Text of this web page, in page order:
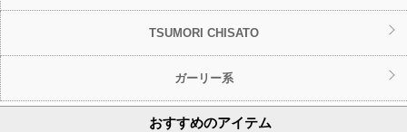
TSUMORI CHISATO
ガーリー系
おすすめのアイテム